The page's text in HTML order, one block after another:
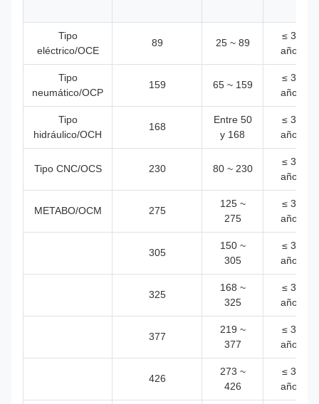
Tipo
eléctrico/OCE
89 25 ~ 89
≤ 30
años
Tipo
neumático/OCP
159 65 ~ 159
≤ 30
años
Tipo
hidráulico/OCH
168
Entre 50
y 168
≤ 30
años
Tipo CNC/OCS 230 80 ~ 230
≤ 30
años
METABO/OCM 275
125 ~
275
≤ 30
años
305
150 ~
305
≤ 30
años
325
168 ~
325
≤ 30
años
377
219 ~
377
≤ 30
años
426
273 ~
426
≤ 30
años